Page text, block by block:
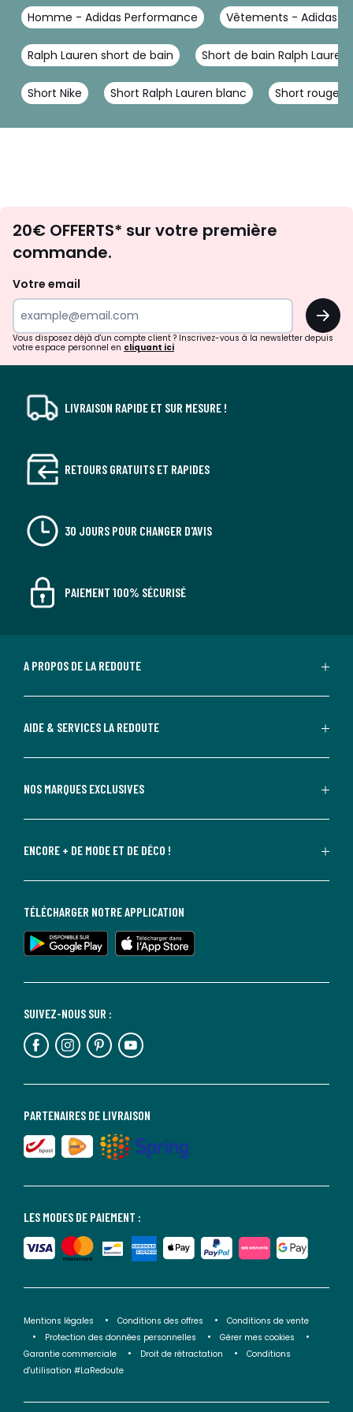
Homme - Adidas Performance Vêtements - Adidas
Ralph Lauren short de bain Short de bain Ralph
Short Nike Short Ralph Lauren blanc Short rouge
d'inspirations
surprises?
20€ OFFERTS* sur votre première
commande.
Votre email
OK
Vous disposez déjà d'un compte client ? Inscrivez-vous à la newsletter depuis
votre espace personnel en cliquant ici
LIVRAISON RAPIDE ET SUR MESURE !
RETOURS GRATUITS ET RAPIDES
30 JOURS POUR CHANGER D'AVIS
PAIEMENT 100% SÉCURISÉ
A PROPOS DE LA REDOUTE
AIDE & SERVICES LA REDOUTE
NOS MARQUES EXCLUSIVES
ENCORE + DE MODE ET DE DÉCO !
LES MODES DE PAIEMENT :
PARTENAIRES DE LIVRAISON
SUIVEZ-NOUS SUR :
TÉLÉCHARGER NOTRE APPLICATION
Mentions légales Conditions des offres
Conditions de vente
Protection des données personnelles
Gérer mes cookies
Garantie commerciale
Droit de rétractation
Conditions
d'utilisation #LaRedoute